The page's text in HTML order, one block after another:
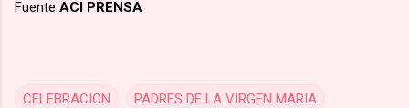
Fuente ACI PRENSA
CELEBRACION PADRES DE LA VIRGEN MARIA